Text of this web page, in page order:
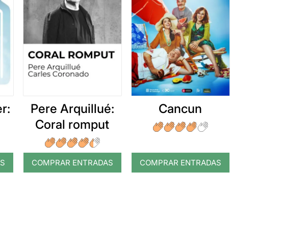
Pere Arquillué:
Coral romput
COMPRAR ENTRADAS
Cancun
COMPRAR ENTRADAS